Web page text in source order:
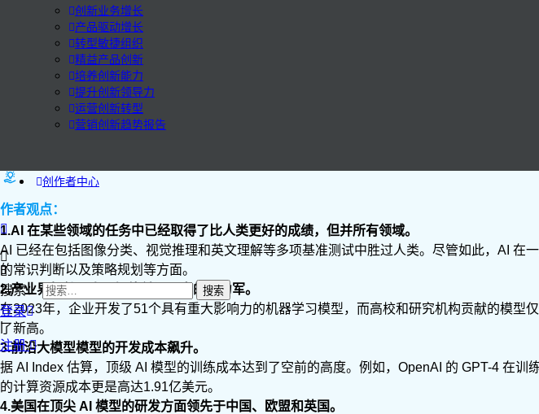
创新业务增长
产品驱动增长
转型敏捷组织
精益产品创新
培养创新能力
提升创新领导力
运营创新转型
营销创新趋势报告
创作者中心
搜索：
登录
|
注册
作者观点：
1.AI 在某些领域的任务中已经取得了比人类更好的成绩，但并所有领域。
AI 已经在包括图像分类、视觉推理和英文理解等多项基准测试中胜过人类。尽管如此，AI 在
的常识判断以及策略规划等方面。
2.产业界仍然是人工智能前沿研究的主力军。
在2023年，企业开发了51个具有重大影响力的机器学习模型，而高校和研究机构贡献的模型
了新高。
3.前沿大模型模型的开发成本飙升。
据 AI Index 估算，顶级 AI 模型的训练成本达到了空前的高度。例如，OpenAI 的 GPT-4 在
的计算资源成本更是高达1.91亿美元。
4.美国在顶尖 AI 模型的研发方面领先于中国、欧盟和英国。